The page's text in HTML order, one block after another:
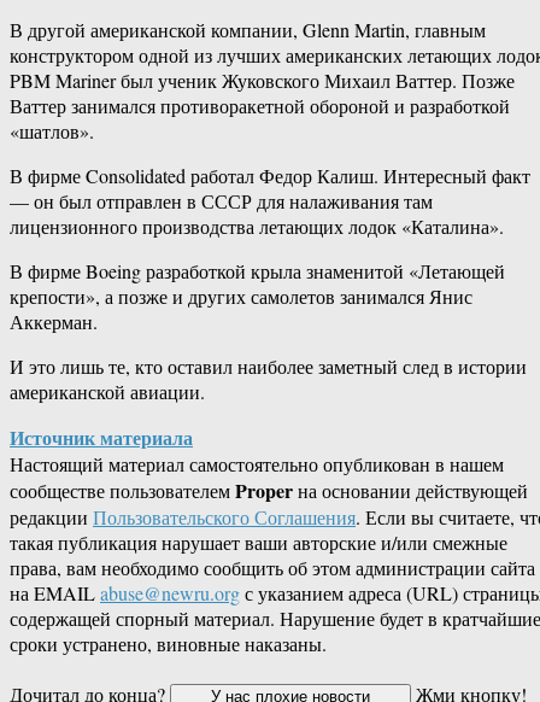
В другой американской компании, Glenn Martin, главным
конструктором одной из лучших американских летающих
PBM Mariner был ученик Жуковского Михаил Ваттер. Позже
Ваттер занимался противоракетной обороной и разработкой
«шатлов».
В фирме Consolidated работал Федор Калиш. Интересный факт
— он был отправлен в СССР для налаживания там
лицензионного производства летающих лодок «Каталина».
В фирме Boeing разработкой крыла знаменитой «Летающей
крепости», а позже и других самолетов занимался Янис
Аккерман.
И это лишь те, кто оставил наиболее заметный след в истории
американской авиации.
Источник материала
Настоящий материал самостоятельно опубликован в нашем
сообществе пользователемProperна основании действующей
редакции Пользовательского Соглашения. Если вы считаете,
такая публикация нарушает ваши авторские и/или смежные
права, вам необходимо сообщить об этом администрации сайта
на EMAILabuse@newru.orgс указанием адреса (URL)
содержащей спорный материал. Нарушение будет в кратчайшие
сроки устранено, виновные наказаны.
Дочитал до конца?
Жми кнопку!